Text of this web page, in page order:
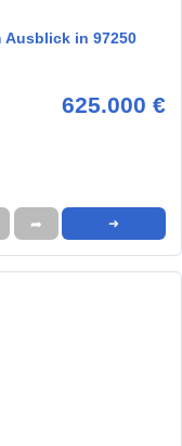
Ausblick in 97250
625.000 €
➦ ➜